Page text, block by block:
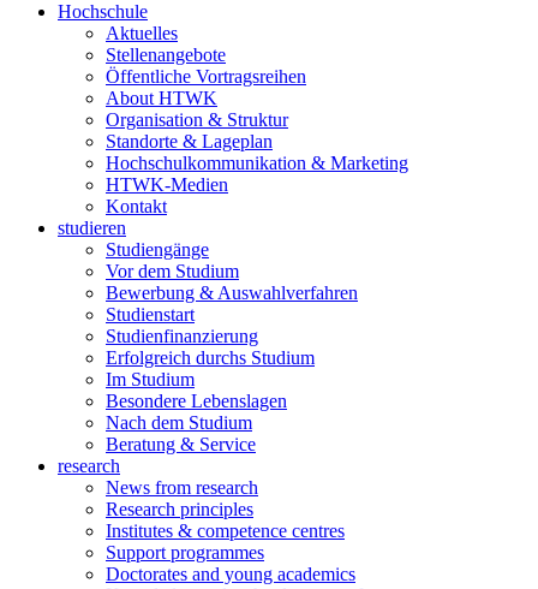
Hochschule
Aktuelles
Stellenangebote
Öffentliche Vortragsreihen
About HTWK
Organisation & Struktur
Standorte & Lageplan
Hochschulkommunikation & Marketing
HTWK-Medien
Kontakt
studieren
Studiengänge
Vor dem Studium
Bewerbung & Auswahlverfahren
Studienstart
Studienfinanzierung
Erfolgreich durchs Studium
Im Studium
Besondere Lebenslagen
Nach dem Studium
Beratung & Service
research
News from research
Research principles
Institutes & competence centres
Support programmes
Doctorates and young academics